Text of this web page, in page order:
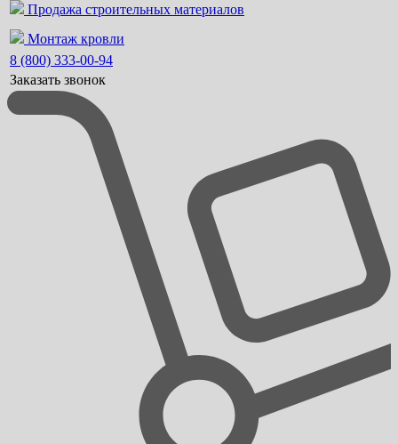
Продажа строительных материалов
Монтаж кровли
8 (800) 333-00-94
Заказать звонок